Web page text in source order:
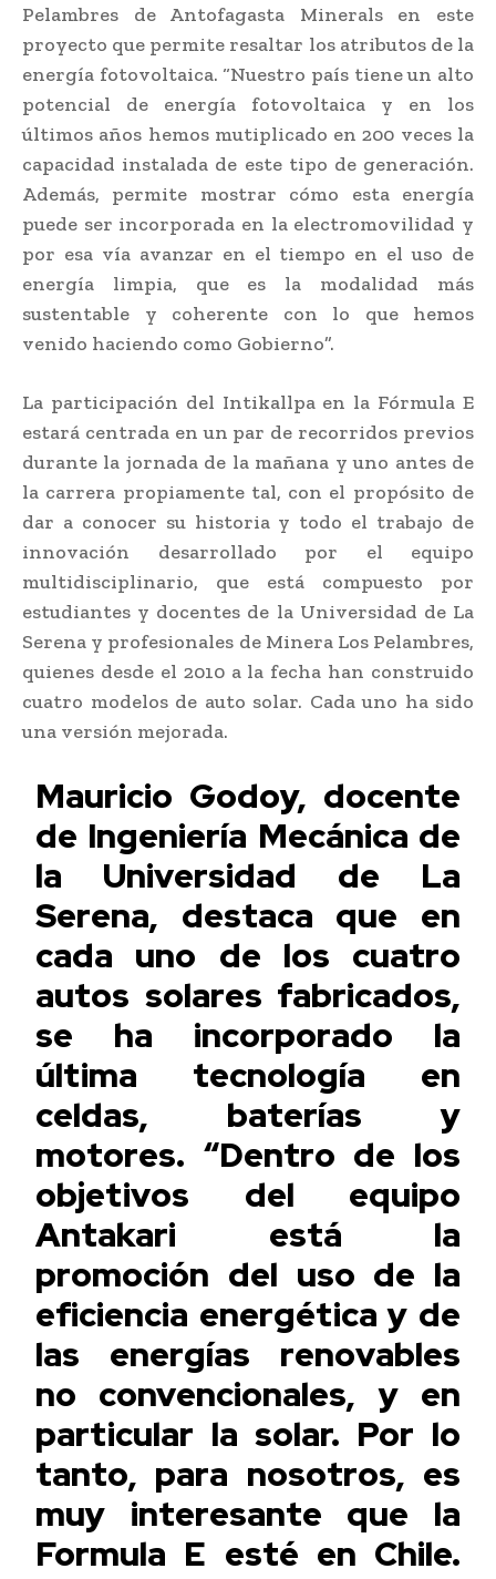
Pelambres de Antofagasta Minerals en este
proyecto que permite resaltar los atributos de la
energía fotovoltaica. “Nuestro país tiene un alto
potencial de energía fotovoltaica y en los
últimos años hemos mutiplicado en 200 veces la
capacidad instalada de este tipo de generación.
Además, permite mostrar cómo esta energía
puede ser incorporada en la electromovilidad y
por esa vía avanzar en el tiempo en el uso de
energía limpia, que es la modalidad más
sustentable y coherente con lo que hemos
venido haciendo como Gobierno”.
La participación del Intikallpa en la Fórmula E
estará centrada en un par de recorridos previos
durante la jornada de la mañana y uno antes de
la carrera propiamente tal, con el propósito de
dar a conocer su historia y todo el trabajo de
innovación desarrollado por el equipo
multidisciplinario, que está compuesto por
estudiantes y docentes de la Universidad de La
Serena y profesionales de Minera Los Pelambres,
quienes desde el 2010 a la fecha han construido
cuatro modelos de auto solar. Cada uno ha sido
una versión mejorada.
Mauricio Godoy, docente
de Ingeniería Mecánica de
la Universidad de La
Serena, destaca que en
cada uno de los cuatro
autos solares fabricados,
se ha incorporado la
última tecnología en
celdas, baterías y
motores. “Dentro de los
objetivos del equipo
Antakari está la
promoción del uso de la
eficiencia energética y de
las energías renovables
no convencionales, y en
particular la solar. Por lo
tanto, para nosotros, es
muy interesante que la
Formula E esté en Chile.